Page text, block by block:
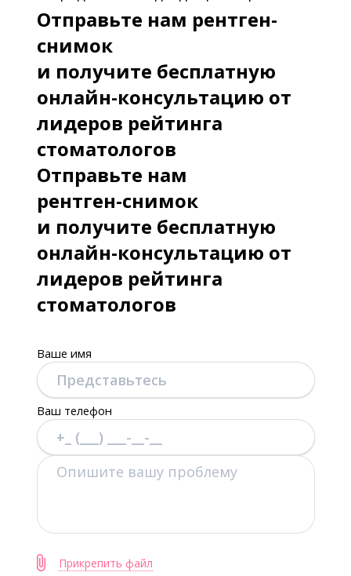
Отправьте нам рентген-
снимок
и получите бесплатную
онлайн-консультацию от
лидеров рейтинга
стоматологов
Отправьте нам
рентген-снимок
и получите бесплатную
онлайн-консультацию от
лидеров рейтинга
стоматологов
Ваше имя
Ваш телефон
Прикрепить файл